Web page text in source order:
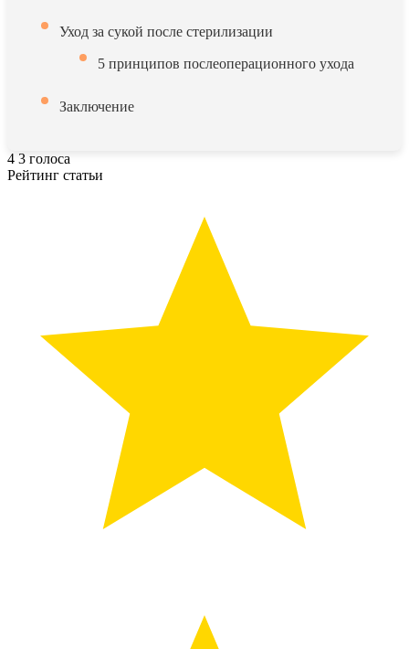
Уход за сукой после стерилизации
5 принципов послеоперационного ухода
Заключение
4 3 голоса
Рейтинг статьи